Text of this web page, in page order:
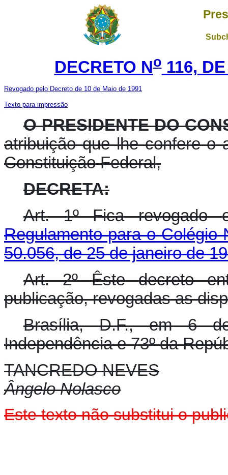
DECRETO No116, DE
Revogado pelo Decreto de 10 de Maio de 1991
Texto para impressão
O PRESIDENTE DO
atribuição que lhe confere o
Constituição Federal,
DECRETA:
Art. 1º Fica
Regulamento para o Colégio
50.056, de 25 de janeiro de
Art. 2º Êste decreto
publicação, revogadas as
Brasília, D.F., em 6
Independência e 73º da
TANCREDO NEVES
Ângelo Nolasco
Este texto não substitui o